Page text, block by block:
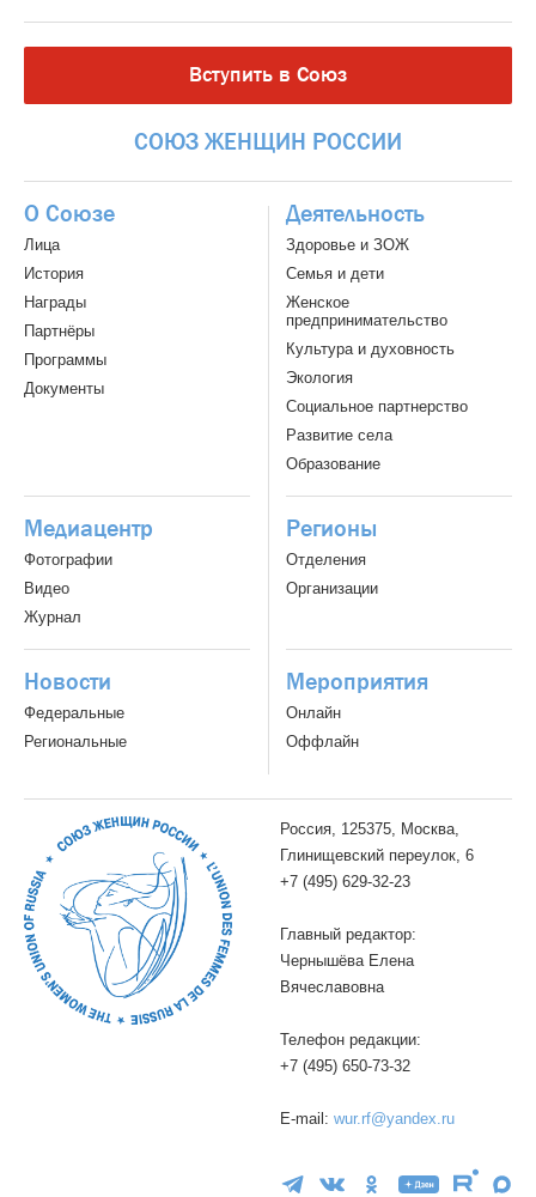
Вступить в Союз
СОЮЗ ЖЕНЩИН РОССИИ
О Союзе
Лица
История
Награды
Партнёры
Программы
Документы
Деятельность
Здоровье и ЗОЖ
Семья и дети
Женское
предпринимательство
Культура и духовность
Экология
Социальное партнерство
Развитие села
Образование
Медиацентр
Фотографии
Видео
Журнал
Регионы
Отделения
Организации
Новости
Федеральные
Региональные
Мероприятия
Онлайн
Оффлайн
Россия, 125375, Москва,
Глинищевский переулок, 6
+7 (495) 629-32-23
Главный редактор:
Чернышёва Елена
Вячеславовна
Телефон редакции:
+7 (495) 650-73-32
E-mail: wur.rf@yandex.ru